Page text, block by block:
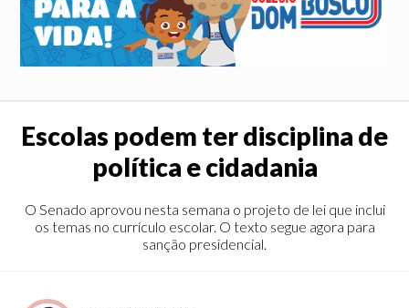
Escolas podem ter disciplina de
política e cidadania
O Senado aprovou nesta semana o projeto de lei que inclui
os temas no currículo escolar. O texto segue agora para
sanção presidencial.